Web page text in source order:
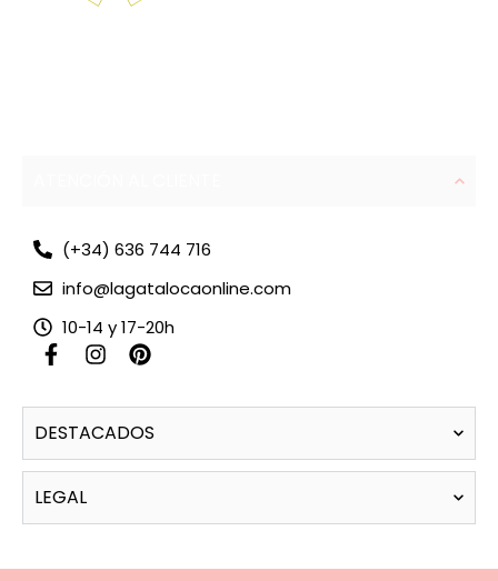
(+34) 636 744 716
info@lagatalocaonline.com
10-14 y 17-20h
F
a
e
b
o
o
k
-
I
n
t
a
g
r
m
P
i
t
e
r
e
t
DESTACADOS
LEGAL